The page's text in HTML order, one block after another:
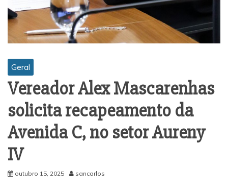
Geral
Vereador Alex Mascarenhas
solicita recapeamento da
Avenida C, no setor Aureny
IV
outubro 15, 2025 sancarlos